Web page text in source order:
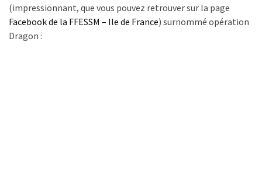
11h
12h30
(impressionnant, que vous pouvez retrouver sur la page
Facebook de la FFESSM – Ile de France) surnommé opération
Dragon :